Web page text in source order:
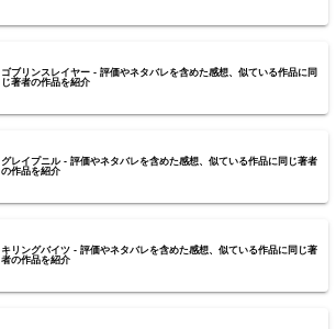
ゴブリンスレイヤー - 評価やネタバレを含めた感想、似ている作品に同
じ著者の作品を紹介
グレイプニル - 評価やネタバレを含めた感想、似ている作品に同じ著者
の作品を紹介
キリングバイツ - 評価やネタバレを含めた感想、似ている作品に同じ著
者の作品を紹介